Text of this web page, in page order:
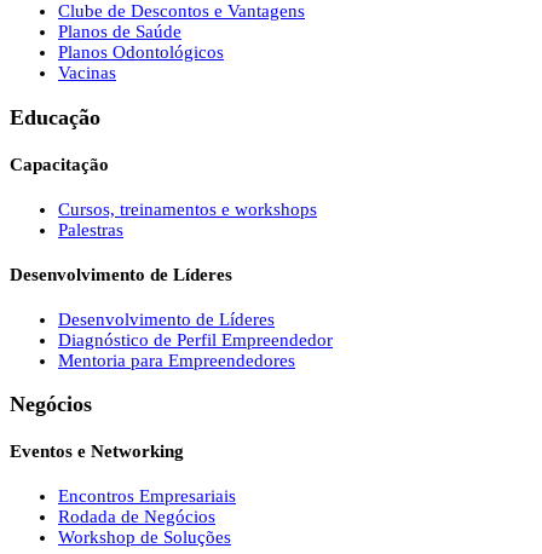
Clube de Descontos e Vantagens
Planos de Saúde
Planos Odontológicos
Vacinas
Educação
Capacitação
Cursos, treinamentos e workshops
Palestras
Desenvolvimento de Líderes
Desenvolvimento de Líderes
Diagnóstico de Perfil Empreendedor
Mentoria para Empreendedores
Negócios
Eventos e Networking
Encontros Empresariais
Rodada de Negócios
Workshop de Soluções